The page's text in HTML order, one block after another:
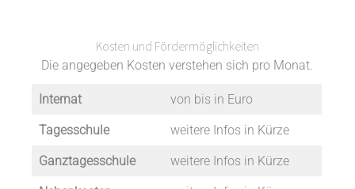
Kosten und Fördermöglichkeiten
Die angegeben Kosten verstehen sich pro Monat.
Internat von bis in Euro
Tagesschule weitere Infos in Kürze
Ganztagesschule weitere Infos in Kürze